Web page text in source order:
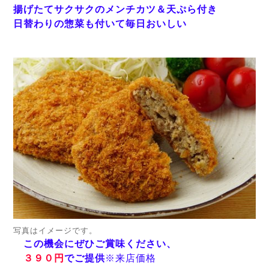
揚げたてサクサクのメンチカツ＆天ぷら付き
日替わりの惣菜も付いて毎日おいしい
写真はイメージです。
この機会にぜひご賞味ください、
３９０円 でご提供※来店価格